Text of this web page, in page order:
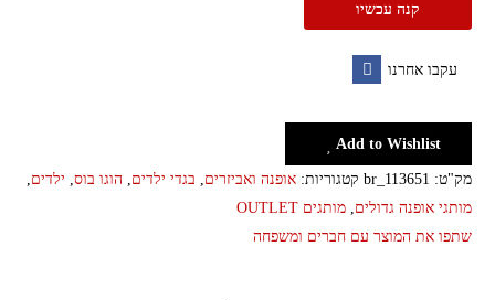
HUGO
פרינט
קנה עכשיו
עקבו אחרנו
Add to Wishlist
מק"ט: br_113651 קטגוריות: אופנה ואביזרים, בגדי ילדים, הוגו בוס, ילדים,
מותגי אופנה גדולים, מותגים OUTLET
שתפו את המוצר עם חברים ומשפחה